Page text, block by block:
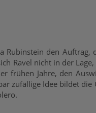
Rubinstein den
Ravel nicht in der
Jahre, den
zufällige Idee bildet